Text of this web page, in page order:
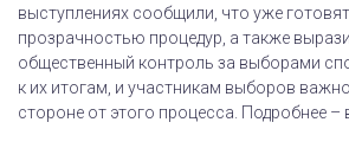
выступлениях сообщили, что уже
прозрачностью процедур, а также
общественный контроль за выборами
к их итогам, и участникам выборов
стороне от этого процесса. Подробнее